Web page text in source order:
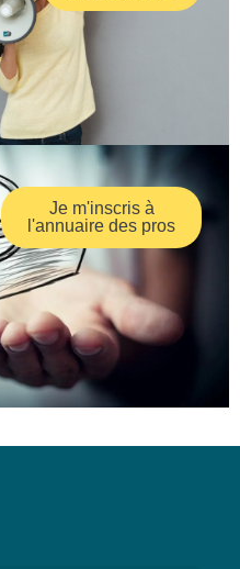
Je m'inscris à
l'annuaire des pros